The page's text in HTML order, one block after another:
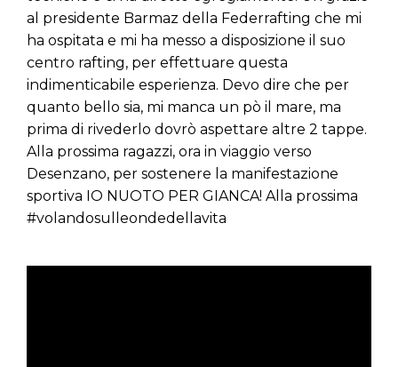
al presidente Barmaz della Federrafting che mi
ha ospitata e mi ha messo a disposizione il suo
centro rafting, per effettuare questa
indimenticabile esperienza. Devo dire che per
quanto bello sia, mi manca un pò il mare, ma
prima di rivederlo dovrò aspettare altre 2 tappe.
Alla prossima ragazzi, ora in viaggio verso
Desenzano, per sostenere la manifestazione
sportiva IO NUOTO PER GIANCA! Alla prossima
#volandosulleondedellavita